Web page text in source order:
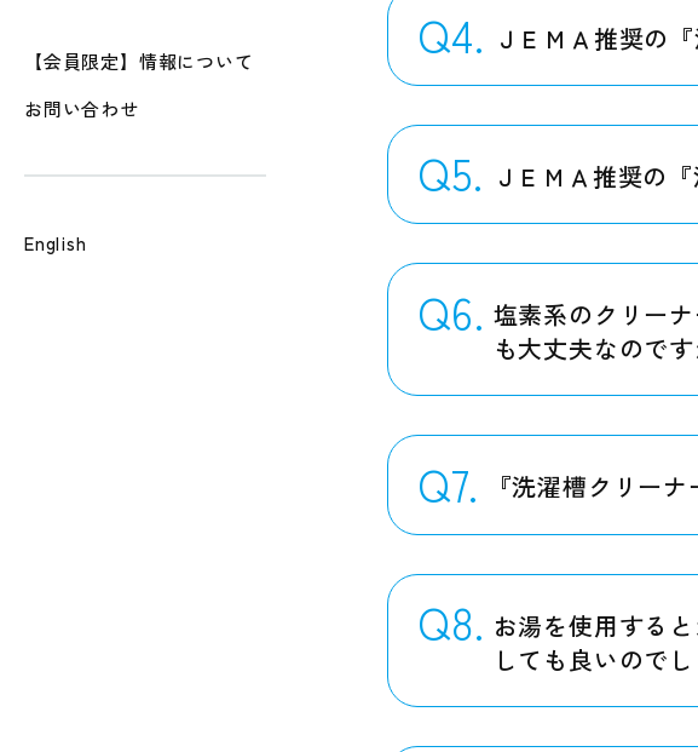
【会員限定】情報について
お問い合わせ
English
Q4. ＪＥＭＡ推奨の
Q5. ＪＥＭＡ推奨の
Q6. 塩素系のクリー
も大丈夫なのです
Q7. 『洗濯槽クリー
Q8. お湯を使用する
しても良いので